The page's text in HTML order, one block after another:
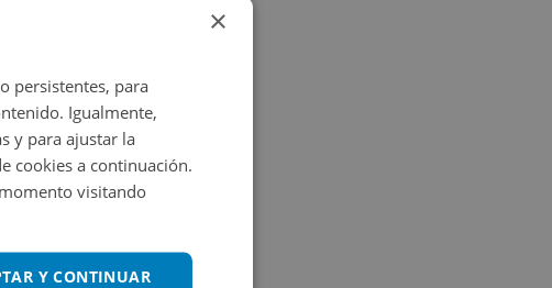
×
persistentes, para
Igualmente,
y para ajustar la
cookies a continuación.
visitando
Y CONTINUAR